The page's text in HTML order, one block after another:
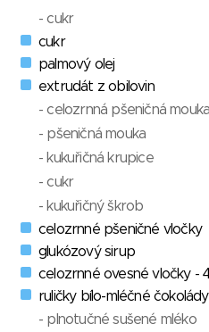
- cukr
cukr
palmový olej
extrudát z obilovin
- celozrnná pšeničná mouka
- pšeničná mouka
- kukuřičná krupice
- cukr
- kukuřičný škrob
celozrnné pšeničné vločky
glukózový sirup
celozrnné ovesné vločky -
ruličky bílo-mléčné
- plnotučné sušené mléko